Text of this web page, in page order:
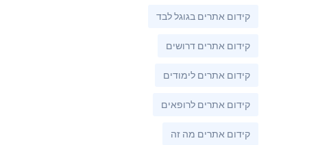
קידום אתרים בגוגל לבד
קידום אתרים דרושים
קידום אתרים לימודים
קידום אתרים לרופאים
קידום אתרים מה זה